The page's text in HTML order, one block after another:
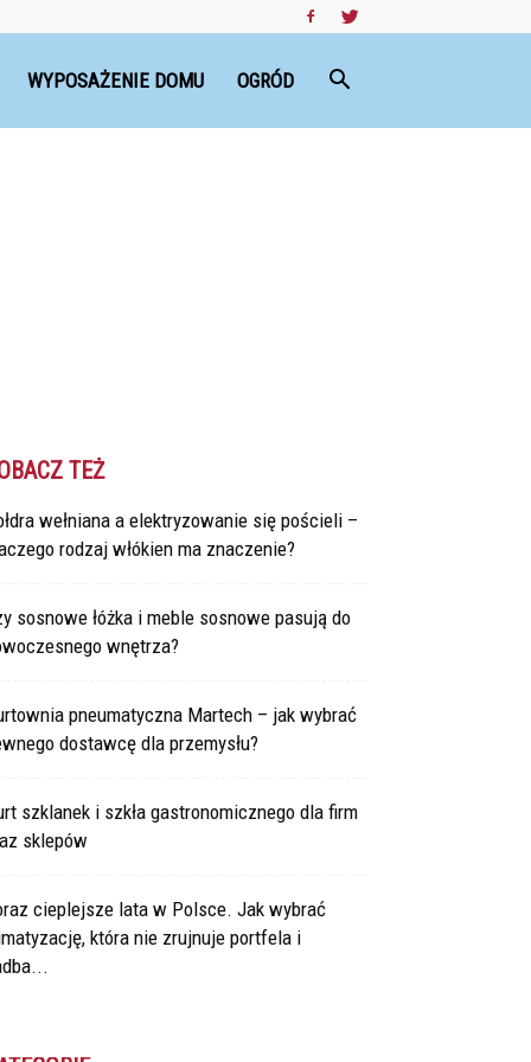
WYPOSAŻENIE DOMU OGRÓD
TEŻ
wełniana a elektryzowanie się pościeli –
rodzaj włókien ma znaczenie?
sosnowe łóżka i meble sosnowe pasują do
wnętrza?
pneumatyczna Martech – jak wybrać
dostawcę dla przemysłu?
szklanek i szkła gastronomicznego dla firm
sklepów
cieplejsze lata w Polsce. Jak wybrać
która nie zrujnuje portfela i